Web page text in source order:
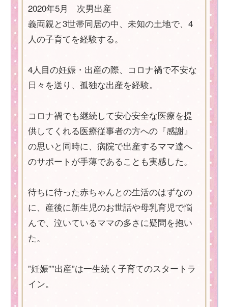
2020年5月 次男出産
義両親と3世帯同居の中、未知の土地で、4
人の子育てを経験する。
4人目の妊娠・出産の際、コロナ禍で不安な
日々を送り、孤独な出産を経験。
コロナ禍でも継続して安心安全な医療を提
供してくれる医療従事者の方への『感謝』
の思いと同時に、病院で出産するママ達へ
のサポートが手薄であることも実感した。
待ちに待った赤ちゃんとの生活のはずなの
に、産後に新生児のお世話や母乳育児で悩
んで、泣いているママの多さに疑問を抱い
た。
”妊娠””出産”は一生続く子育てのスタートラ
イン。